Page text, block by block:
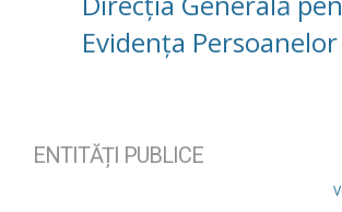
Evidența
ENTITĂȚI PUBLICE